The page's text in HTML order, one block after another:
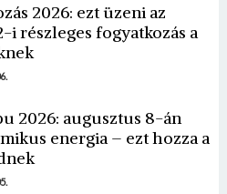
2026: ezt üzeni az
i részleges fogyatkozás a
2026: augusztus 8-án
energia – ezt hozza a